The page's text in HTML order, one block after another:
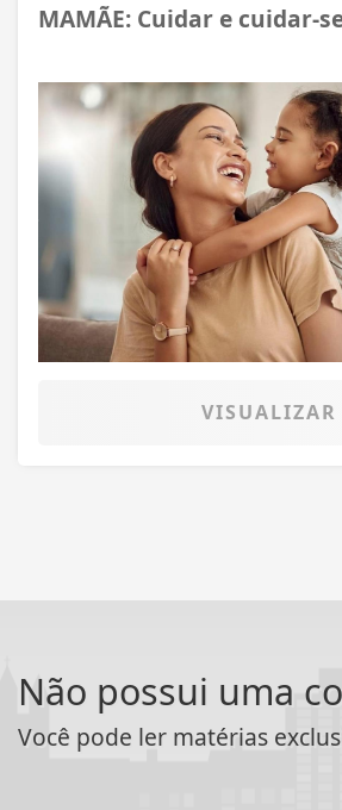
MAMÃE: Cuidar e cuidar-
VISUALIZAR
Não possui uma
Você pode ler matérias